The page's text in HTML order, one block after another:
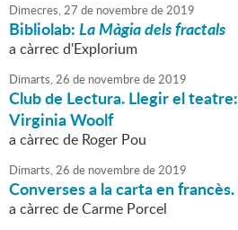
Dimecres,27 de novembrede2019
Bibliolab:La Màgia dels fractals
a càrrec d'Explorium
Dimarts,26 de novembrede2019
Club de Lectura. Llegir el teatre:
Virginia Woolf
a càrrec de Roger Pou
Dimarts,26 de novembrede2019
Converses a la carta en francès.
a càrrec de Carme Porcel